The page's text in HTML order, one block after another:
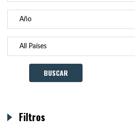
Filtros